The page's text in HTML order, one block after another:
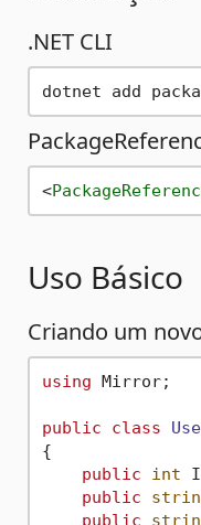
.NET CLI
<
Uso Básico
Criando um
using Mirror;
public class
{
public
int
public
public